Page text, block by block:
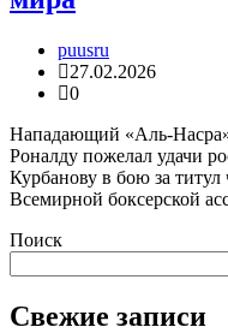
puusru
27.02.2026
0
Нападающий «Аль-
Роналду пожелал удачи
Курбанову в бою за
Всемирной боксерской
Поиск
Свежие записи